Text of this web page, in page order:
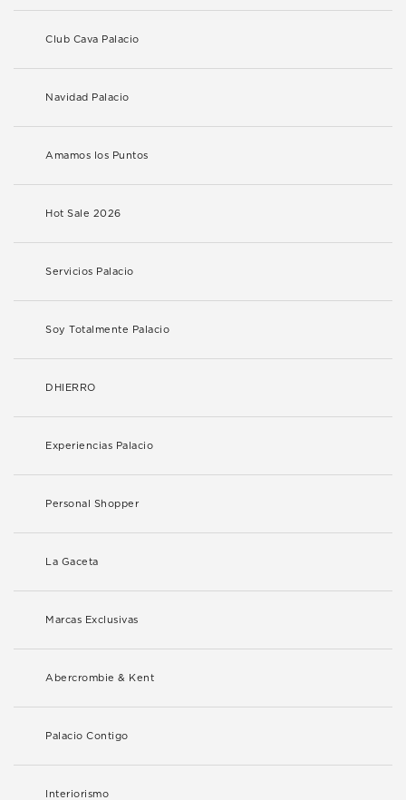
Club Cava Palacio
Navidad Palacio
Amamos los Puntos
Hot Sale 2026
Servicios Palacio
Soy Totalmente Palacio
DHIERRO
Experiencias Palacio
Personal Shopper
La Gaceta
Marcas Exclusivas
Abercrombie & Kent
Palacio Contigo
Interiorismo